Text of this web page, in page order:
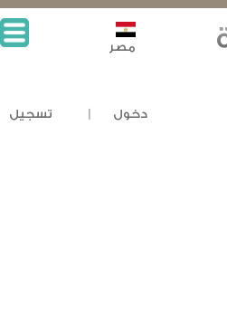
دخول تسجيل
مصر